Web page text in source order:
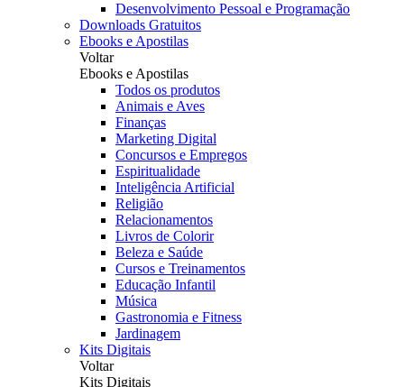
Desenvolvimento Pessoal e Programação
Downloads Gratuitos
Ebooks e Apostilas
Voltar
Ebooks e Apostilas
Todos os produtos
Animais e Aves
Finanças
Marketing Digital
Concursos e Empregos
Espiritualidade
Inteligência Artificial
Religião
Relacionamentos
Livros de Colorir
Beleza e Saúde
Cursos e Treinamentos
Educação Infantil
Música
Gastronomia e Fitness
Jardinagem
Kits Digitais
Voltar
Kits Digitais